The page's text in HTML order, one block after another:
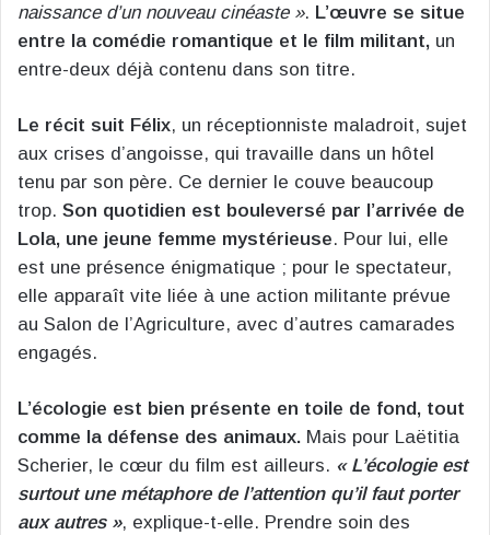
naissance d’un nouveau cinéaste ». L’œuvre se situe
entre la comédie romantique et le film militant, un
entre-deux déjà contenu dans son titre.
Le récit suit Félix, un réceptionniste maladroit, sujet
aux crises d’angoisse, qui travaille dans un hôtel
tenu par son père. Ce dernier le couve beaucoup
trop. Son quotidien est bouleversé par l’arrivée de
Lola, une jeune femme mystérieuse. Pour lui, elle
est une présence énigmatique ; pour le spectateur,
elle apparaît vite liée à une action militante prévue
au Salon de l’Agriculture, avec d’autres camarades
engagés.
L’écologie est bien présente en toile de fond, tout
comme la défense des animaux. Mais pour Laëtitia
Scherier, le cœur du film est ailleurs. « L’écologie est
surtout une métaphore de l’attention qu’il faut porter
aux autres », explique-t-elle. Prendre soin des